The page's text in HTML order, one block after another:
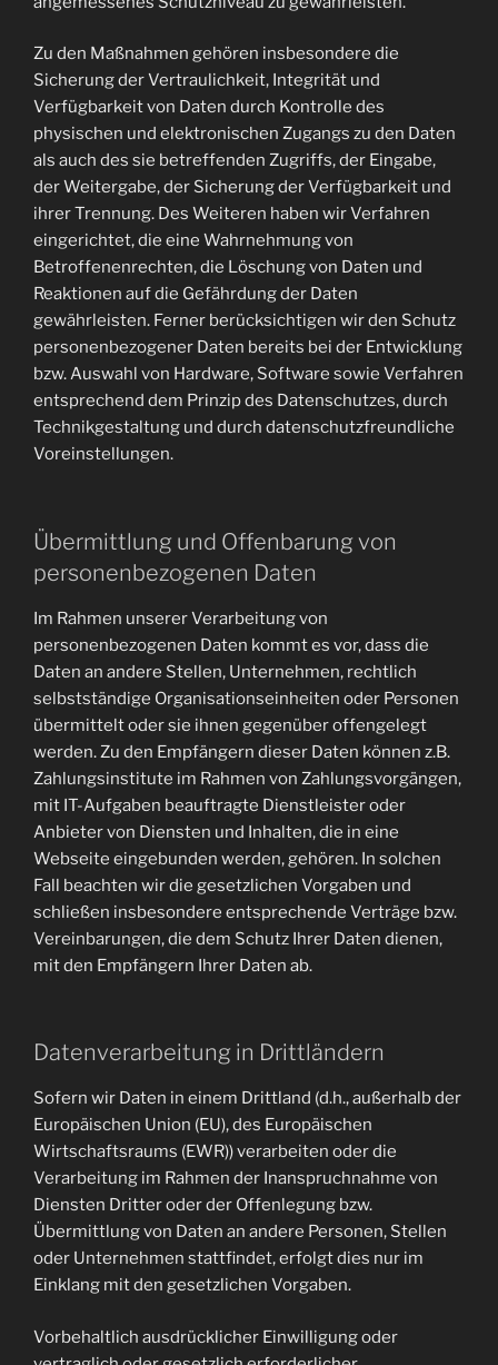
Zu den Maßnahmen gehören insbesondere die
Sicherung der Vertraulichkeit, Integrität und
Verfügbarkeit von Daten durch Kontrolle des
physischen und elektronischen Zugangs zu den Daten
als auch des sie betreffenden Zugriffs, der Eingabe,
der Weitergabe, der Sicherung der Verfügbarkeit und
ihrer Trennung. Des Weiteren haben wir Verfahren
eingerichtet, die eine Wahrnehmung von
Betroffenenrechten, die Löschung von Daten und
Reaktionen auf die Gefährdung der Daten
gewährleisten. Ferner berücksichtigen wir den Schutz
personenbezogener Daten bereits bei der Entwicklung
bzw. Auswahl von Hardware, Software sowie Verfahren
entsprechend dem Prinzip des Datenschutzes, durch
Technikgestaltung und durch datenschutzfreundliche
Voreinstellungen.
Übermittlung und Offenbarung von
personenbezogenen Daten
Im Rahmen unserer Verarbeitung von
personenbezogenen Daten kommt es vor, dass die
Daten an andere Stellen, Unternehmen, rechtlich
selbstständige Organisationseinheiten oder Personen
übermittelt oder sie ihnen gegenüber offengelegt
werden. Zu den Empfängern dieser Daten können z.B.
Zahlungsinstitute im Rahmen von Zahlungsvorgängen,
mit IT-Aufgaben beauftragte Dienstleister oder
Anbieter von Diensten und Inhalten, die in eine
Webseite eingebunden werden, gehören. In solchen
Fall beachten wir die gesetzlichen Vorgaben und
schließen insbesondere entsprechende Verträge bzw.
Vereinbarungen, die dem Schutz Ihrer Daten dienen,
mit den Empfängern Ihrer Daten ab.
Datenverarbeitung in Drittländern
Sofern wir Daten in einem Drittland (d.h., außerhalb der
Europäischen Union (EU), des Europäischen
Wirtschaftsraums (EWR)) verarbeiten oder die
Verarbeitung im Rahmen der Inanspruchnahme von
Diensten Dritter oder der Offenlegung bzw.
Übermittlung von Daten an andere Personen, Stellen
oder Unternehmen stattfindet, erfolgt dies nur im
Einklang mit den gesetzlichen Vorgaben.
Vorbehaltlich ausdrücklicher Einwilligung oder